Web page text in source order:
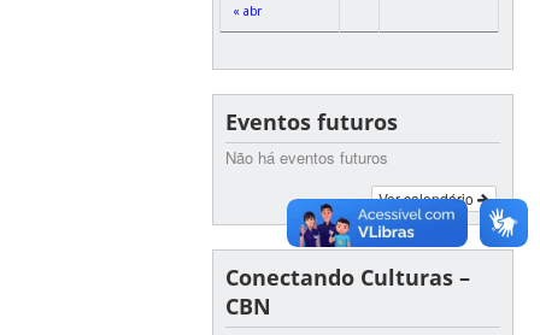
« abr
Eventos futuros
Não há eventos futuros
Ver calendário
Conectando Culturas –
CBN